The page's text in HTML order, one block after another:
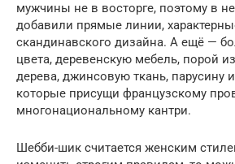
мужчины не в восторге, поэтому в
добавили прямые линии,
скандинавского дизайна. А ещё —
цвета, деревенскую мебель, порой
дерева, джинсовую ткань, парусину
которые присущи французскому
многонациональному кантри.
Шебби-шик считается женским